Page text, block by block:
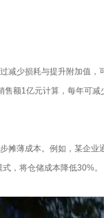
少损耗与提升附加值，
额1亿元计算，每年可
薄成本。例如，某企业
，将仓储成本降低30%。